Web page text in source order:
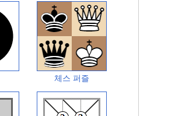
체스 퍼즐